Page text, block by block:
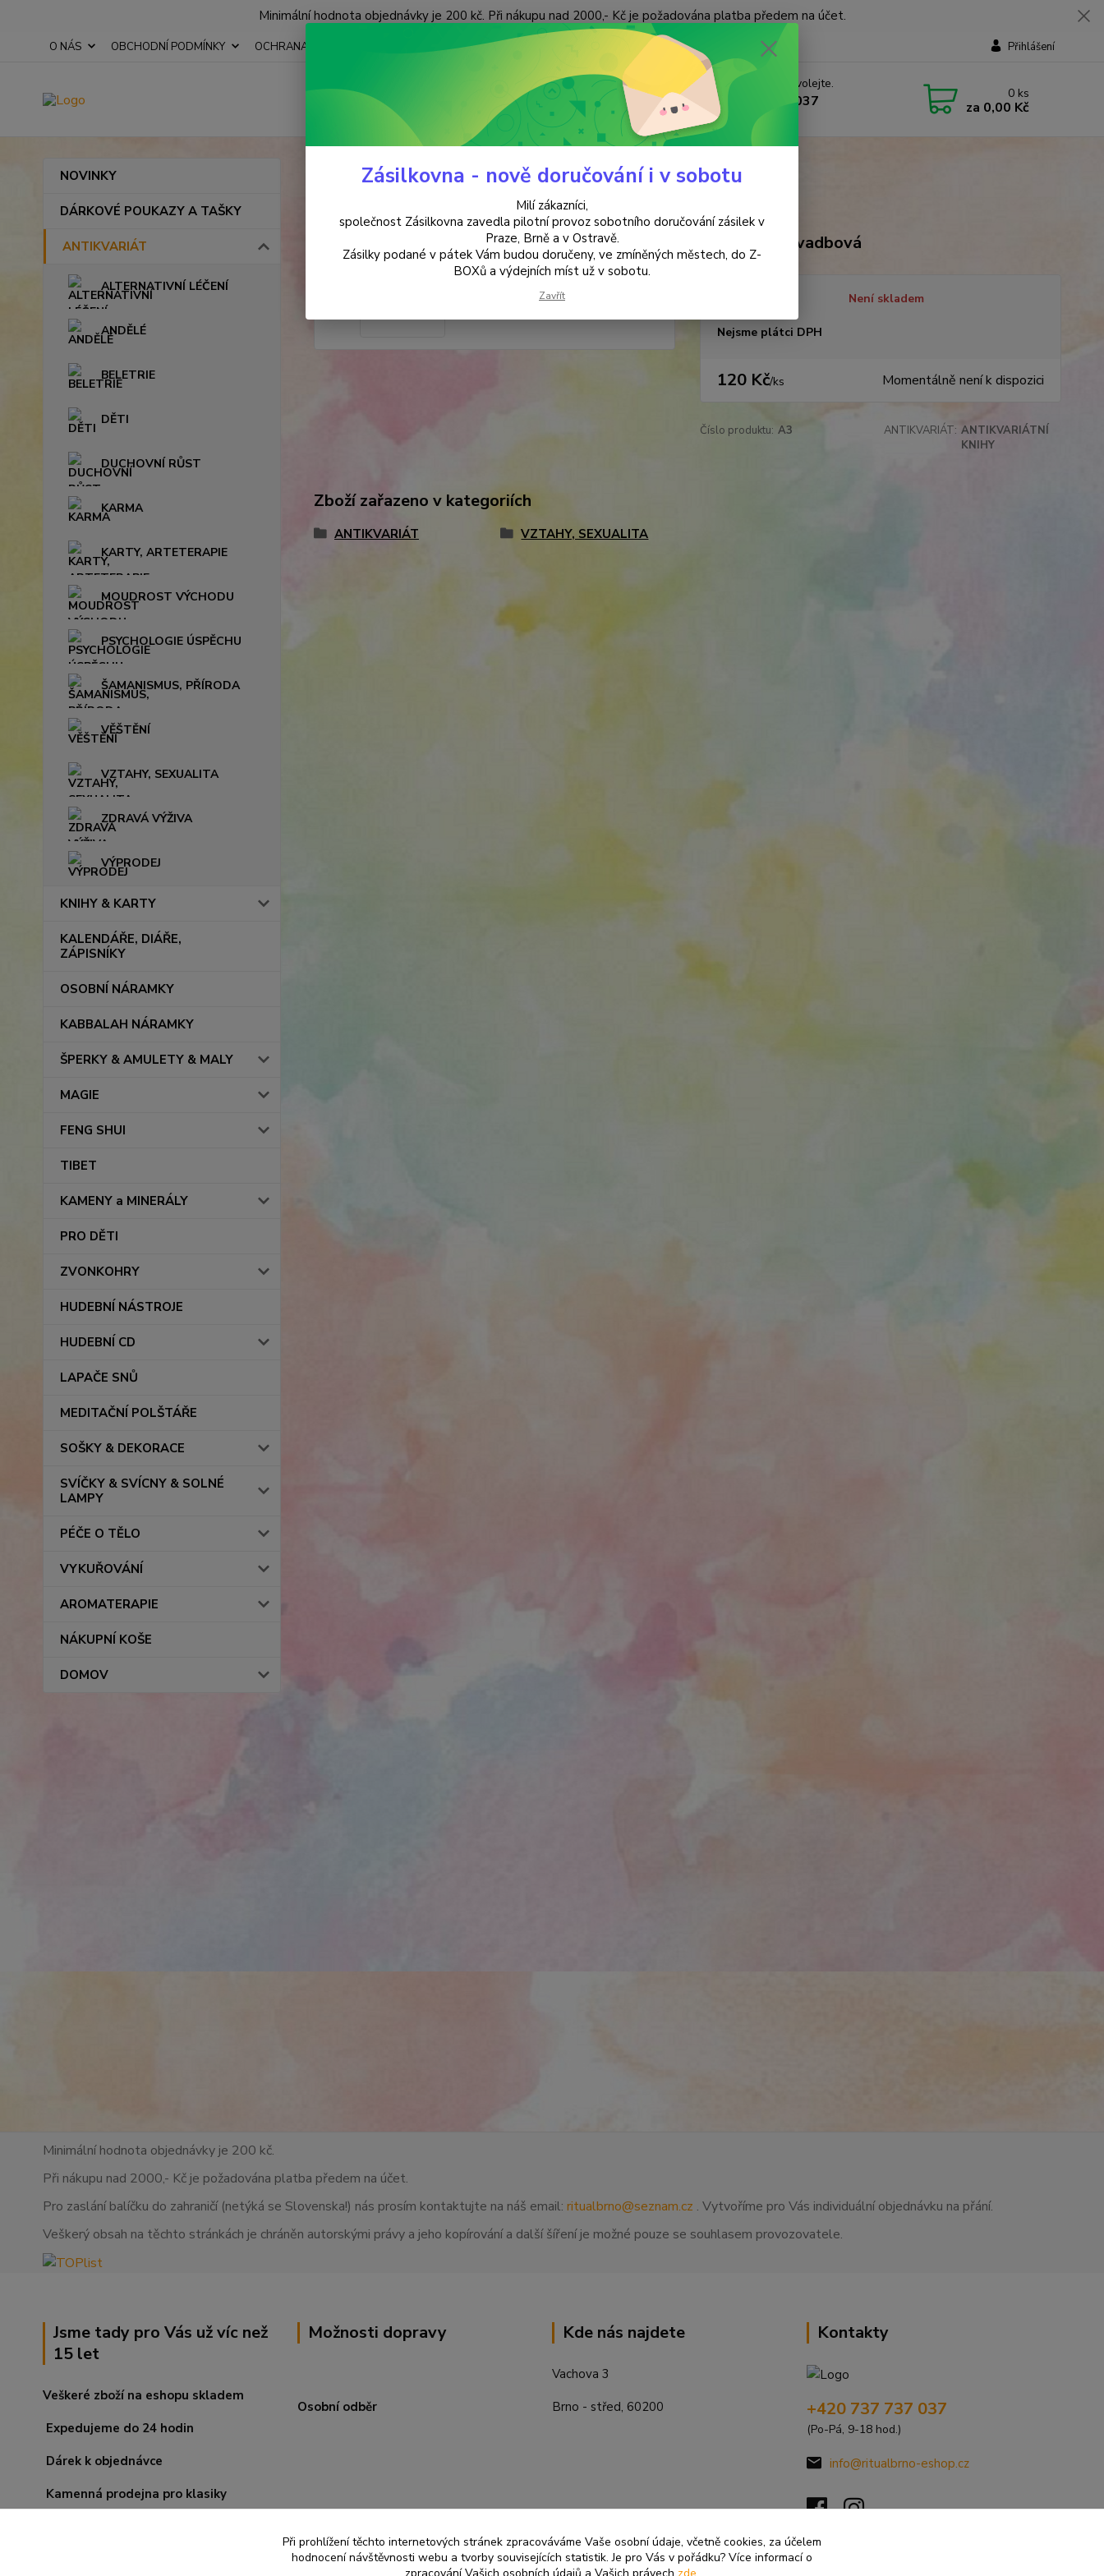
Minimální hodnota objednávky je 200 kč. Při nákupu nad 2000,- Kč je požadována platba předem na účet.
O NÁS OBCHODNÍ PODMÍNKY OCHRANA OSOBNÍCH ÚDAJŮ KONTAKTY Přihlášení
Hledat
Nevíte si rady? Zavolejte.
+420 737 737 037
(Po-Pá, 9-18 hod.)
0 ks
za 0,00 Kč
NOVINKY
DÁRKOVÉ POUKAZY A TAŠKY
ANTIKVARIÁT
ALTERNATIVNÍ LÉČENÍ
ANDĚLÉ
BELETRIE
DĚTI
DUCHOVNÍ RŮST
KARMA
KARTY, ARTETERAPIE
MOUDROST VÝCHODU
PSYCHOLOGIE ÚSPĚCHU
ŠAMANISMUS, PŘÍRODA
VĚŠTĚNÍ
VZTAHY, SEXUALITA
ZDRAVÁ VÝŽIVA
VÝPRODEJ
KNIHY & KARTY
KALENDÁŘE, DIÁŘE,
ZÁPISNÍKY
OSOBNÍ NÁRAMKY
KABBALAH NÁRAMKY
ŠPERKY & AMULETY & MALY
MAGIE
FENG SHUI
TIBET
KAMENY a MINERÁLY
PRO DĚTI
ZVONKOHRY
HUDEBNÍ NÁSTROJE
HUDEBNÍ CD
LAPAČE SNŮ
MEDITAČNÍ POLŠTÁŘE
SOŠKY & DEKORACE
SVÍČKY & SVÍCNY & SOLNÉ
LAMPY
PÉČE O TĚLO
VYKUŘOVÁNÍ
AROMATERAPIE
NÁKUPNÍ KOŠE
DOMOV
ANTIKVARIÁT
Brusinky
Barbara Nesvadbová
Není skladem
Nejsme plátci DPH
120 Kč/ks Momentálně není k dispozici
Číslo produktu: A3 ANTIKVARIÁT: ANTIKVARIÁTNÍ
KNIHY
Zboží zařazeno v kategoriích
ANTIKVARIÁT VZTAHY, SEXUALITA
Minimální hodnota objednávky je 200 kč.
Při nákupu nad 2000,- Kč je požadována platba předem na účet.
Pro zaslání balíčku do zahraničí (netýká se Slovenska!) nás prosím kontaktujte na náš email: ritualbrno@seznam.cz . Vytvoříme pro Vás individuální objednávku na přání.
Veškerý obsah na těchto stránkách je chráněn autorskými právy a jeho kopírování a další šíření je možné pouze se souhlasem provozovatele.
Jsme tady pro Vás už víc než
15 let
Veškeré zboží na eshopu skladem
Expedujeme do 24 hodin
Dárek k objednávce
Kamenná prodejna pro klasiky
Možnosti dopravy
Osobní odběr
Kde nás najdete
Vachova 3
Brno - střed, 60200
Kontakty
+420 737 737 037
(Po-Pá, 9-18 hod.)
info@ritualbrno-eshop.cz
Zásilkovna - nově doručování i v sobotu
Milí zákazníci,
společnost Zásilkovna zavedla pilotní provoz sobotního doručování zásilek v
Praze, Brně a v Ostravě.
Zásilky podané v pátek Vám budou doručeny, ve zmíněných městech, do Z-
BOXů a výdejních míst už v sobotu.
Zavřít
Při prohlížení těchto internetových stránek zpracováváme Vaše osobní údaje, včetně cookies, za účelem
hodnocení návštěvnosti webu a tvorby souvisejících statistik. Je pro Vás v pořádku? Více informací o